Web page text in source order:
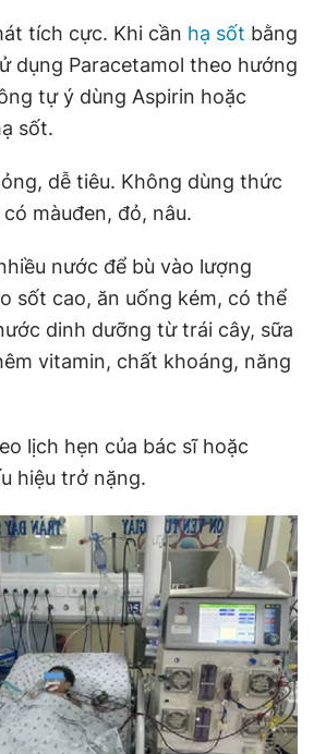
tích cực. Khi cần hạ sốt bằng
dụng Paracetamol theo hướng
tự ý dùng Aspirin hoặc
sốt.
dễ tiêu. Không dùng thức
màuđen, đỏ, nâu.
nước để bù vào lượng
sốt cao, ăn uống kém, có thể
dinh dưỡng từ trái cây, sữa
vitamin, chất khoáng, năng
lịch hẹn của bác sĩ hoặc
hiệu trở nặng.